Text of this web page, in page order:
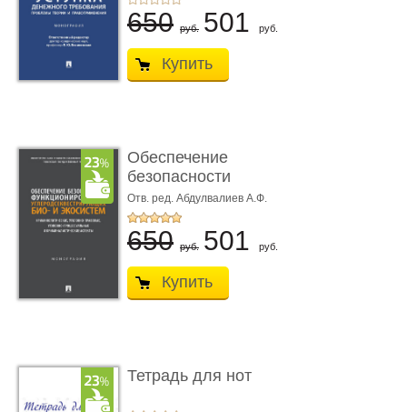
650 руб. 501 руб.
Купить
Обеспечение
безопасности
функционирования уг
...
Отв. ред. Абдулвалиев А.Ф.
650 руб. 501 руб.
Купить
Тетрадь для нот